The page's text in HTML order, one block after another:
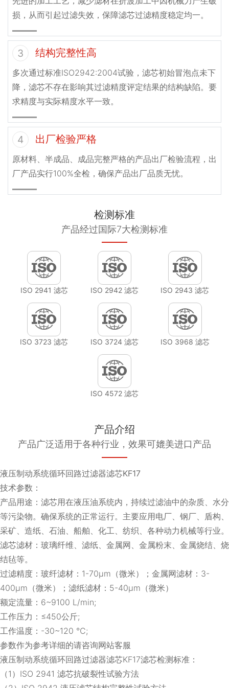
损，从而引起过滤失效，保障滤芯过滤精度稳定均一。
3 结构完整性高
多次通过标准ISO2942:2004试验，滤芯初始冒泡点未下
降，滤芯不存在影响其过滤精度评定结果的结构缺陷。要
求精度与实际精度水平一致。
4 出厂检验严格
原材料、半成品、成品完整严格的产品出厂检验流程，出
厂产品实行100%全检，确保产品出厂品质无忧。
检测标准
产品经过国际7大检测标准
ISO 2941 滤芯 ISO 2942 滤芯 ISO 2943 滤芯
ISO 3723 滤芯 ISO 3724 滤芯 ISO 3968 滤芯
ISO 4572 滤芯
产品介绍
产品广泛适用于各种行业，效果可媲美进口产品
液压制动系统循环回路过滤器滤芯KF17
技术参数：
产品用途：滤芯用在液压油系统内，持续过滤油中的杂质、水分
等污染物。确保系统的正常运行。主要应用电厂、钢厂、盾构、
采矿、造纸、石油、船舶、化工、纺织、各种动力机械等行业。
滤芯滤材：玻璃纤维、滤纸、金属网、金属粉末、金属烧结、烧
结毡等。
过滤精度：玻纤滤材：1-70μm（微米）；金属网滤材：3-
400μm（微米）；滤纸滤材：5-40μm（微米）
额定流量：6~9100 L/min;
工作压力：≤450公斤;
工作温度：-30~120 ℃;
参数作为参考详细的请咨询网站客服
液压制动系统循环回路过滤器滤芯KF17滤芯检测标准：
（1）ISO 2941 滤芯抗破裂性试验方法